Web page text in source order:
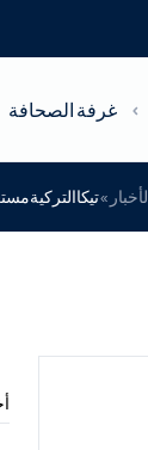
غرفة الصحافة
»